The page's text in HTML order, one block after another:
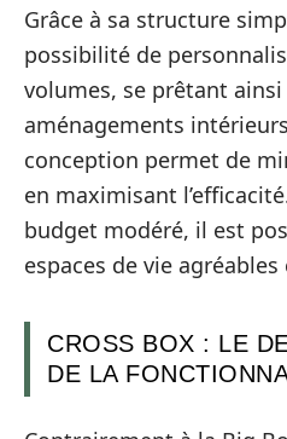
Grâce à sa structure
possibilité de
volumes, se prêtant ainsi
aménagements
conception permet de
en maximisant
budget modéré, il est
espaces de vie
CROSS BOX : LE
DE LA